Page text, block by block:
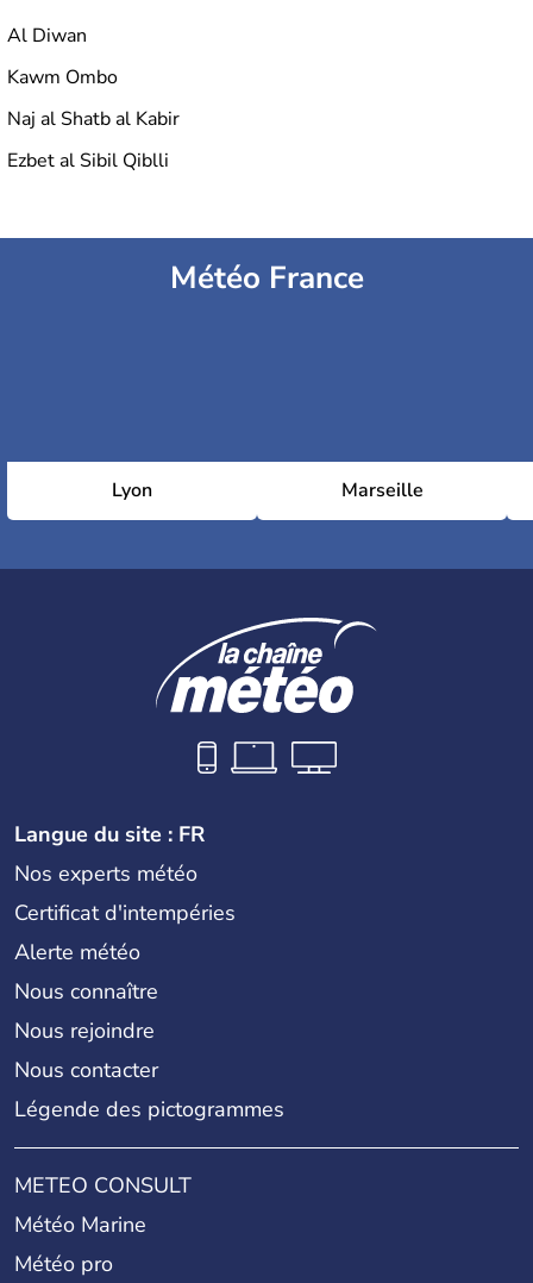
Al Diwan
Kawm Ombo
Naj al Shatb al Kabir
Ezbet al Sibil Qiblli
Météo France
Lyon Marseille
Langue du site : FR
Nos experts météo
Certificat d'intempéries
Alerte météo
Nous connaître
Nous rejoindre
Nous contacter
Légende des pictogrammes
METEO CONSULT
Météo Marine
Météo pro